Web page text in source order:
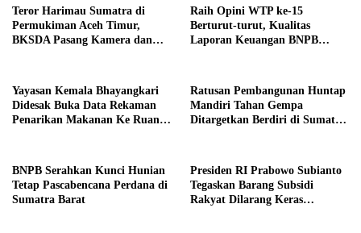
Teror Harimau Sumatra di
Permukiman Aceh Timur,
BKSDA Pasang Kamera dan
Raih Opini WTP ke-15
Berturut-turut, Kualitas
Laporan Keuangan BNPB
Yayasan Kemala Bhayangkari
Didesak Buka Data Rekaman
Penarikan Makanan Ke Ruang
Ratusan Pembangunan Huntap
Mandiri Tahan Gempa
Ditargetkan Berdiri di Sumatra
BNPB Serahkan Kunci Hunian
Tetap Pascabencana Perdana di
Sumatra Barat
Presiden RI Prabowo Subianto
Tegaskan Barang Subsidi
Rakyat Dilarang Keras